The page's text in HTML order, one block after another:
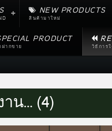
NEW PRODUCTS
สินค้ามาใหม่
PRODUCT
ฝากขาย วิธีการ
น... (4)